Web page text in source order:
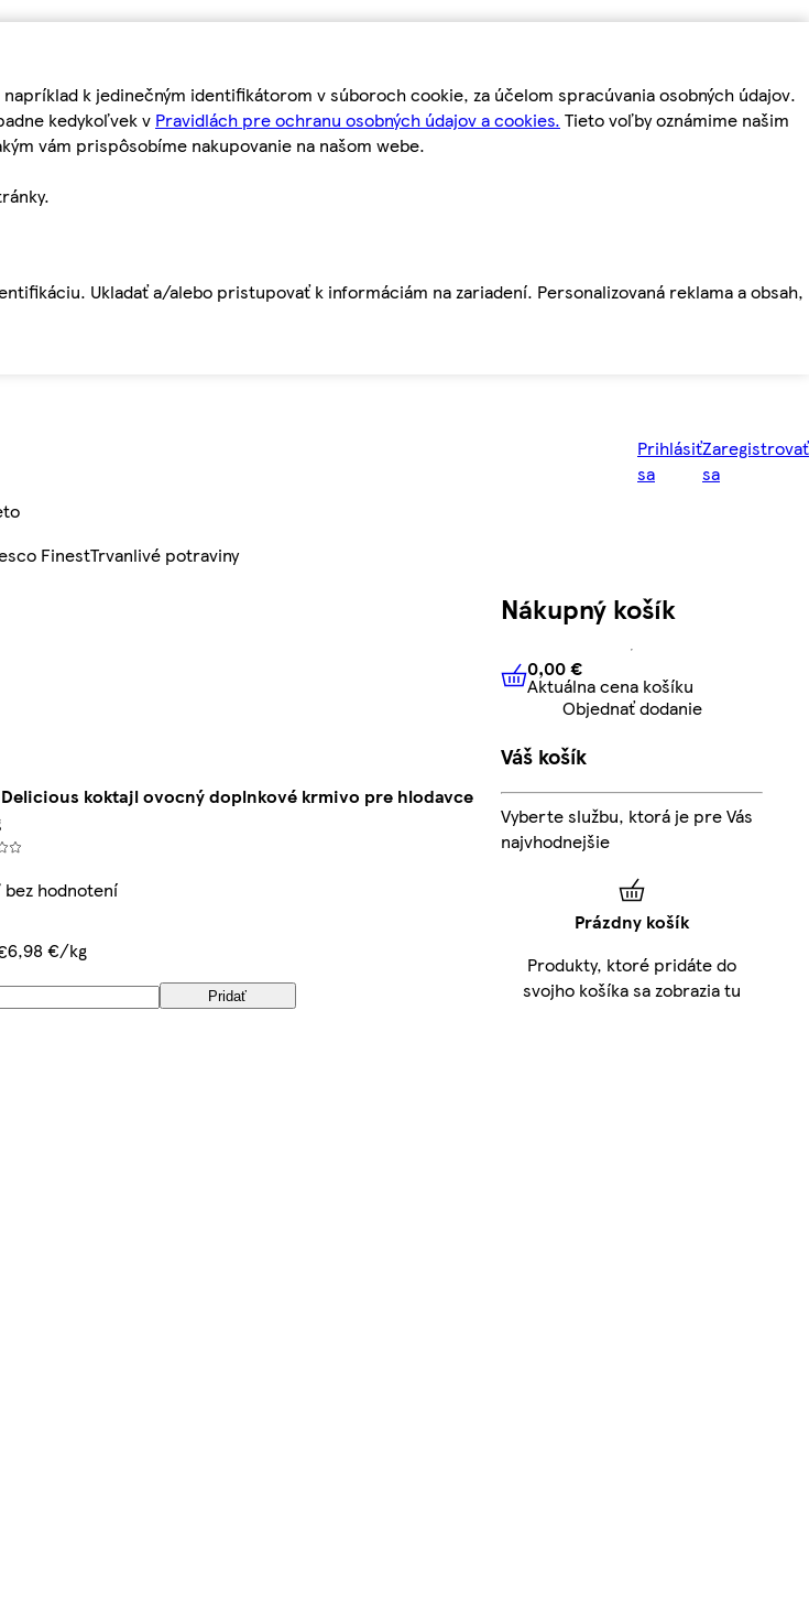
k jedinečným identifikátorom v súboroch cookie, za účelom spracúvania osobných údajov.
kedykoľvek v Pravidlách pre ochranu osobných údajov a cookies. Tieto voľby oznámime našim
vám prispôsobíme nakupovanie na našom webe.
Ukladať a/alebo pristupovať k informáciám na zariadení. Personalizovaná reklama a obsah,
Prihlásiť
sa
Zaregistrovať
sa
FinestTrvanlivé potraviny
Delicious koktajl ovocný doplnkové krmivo pre hlodavce
hodnotení
6,98 €/kg
Pridať
Nákupný košík
0,00 € Aktuálna cena košíku
0,00 €
Aktuálna cena košíku
Objednať dodanie
Váš košík
Vyberte službu, ktorá je pre Vás
najvhodnejšie
Prázdny košík
Produkty, ktoré pridáte do
svojho košíka sa zobrazia tu